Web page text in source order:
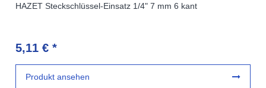
HAZET Steckschlüssel-Einsatz 1/4" 7 mm 6 kant
5,11 € *
Produkt ansehen